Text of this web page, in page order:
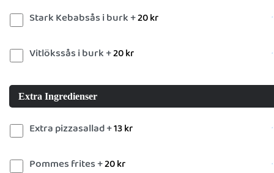
Stark Kebabsås i burk +20kr
Vitlökssås i burk +20kr
Extra Ingredienser
Extra pizzasallad +13kr
Pommes frites +20kr